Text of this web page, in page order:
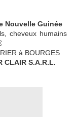
Nouvelle Guinée
cheveux humains
à BOURGES
CLAIR S.A.R.L.